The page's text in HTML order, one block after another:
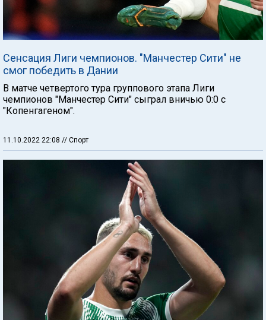
Сенсация Лиги чемпионов. "Манчестер Сити" не
смог победить в Дании
В матче четвертого тура группового этапа Лиги
чемпионов "Манчестер Сити" сыграл вничью 0:0 с
"Копенгагеном".
11.10.2022 22:08 // Спорт